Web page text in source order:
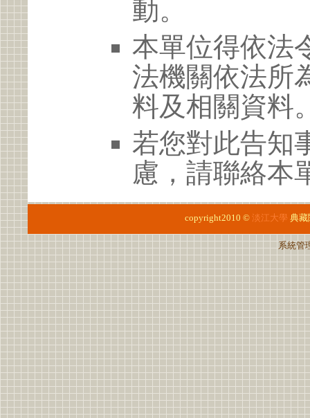
動。
本單位得依法
法機關依法所
料及相關資料
若您對此告知
慮，請聯絡本
copyright2010 © 淡江大學 典藏
系統管